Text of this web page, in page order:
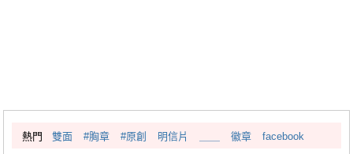
繪圖藝廊
交流中心
熱門 雙面 #胸章 #原創 明信片 徽章 facebook